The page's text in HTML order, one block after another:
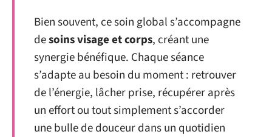
Bien souvent, ce soin global s’accompagne
desoins visage et corps, créant une
synergie bénéfique. Chaque séance
s’adapte au besoin du moment : retrouver
de l’énergie, lâcher prise, récupérer après
un effort ou tout simplement s’accorder
une bulle de douceur dans un quotidien